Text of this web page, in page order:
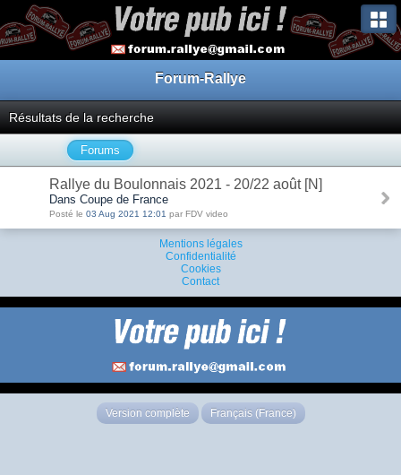
Forum-Rallye
Résultats de la recherche
Forums
Rallye du Boulonnais 2021 - 20/22 août [N]
Dans Coupe de France
Posté le 03 Aug 2021 12:01 par FDV video
Mentions légales
Confidentialité
Cookies
Contact
Version complète Français (France)